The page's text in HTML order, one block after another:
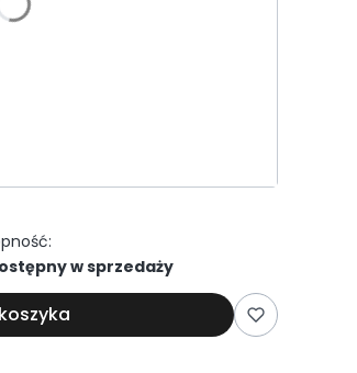
w sprzedaży